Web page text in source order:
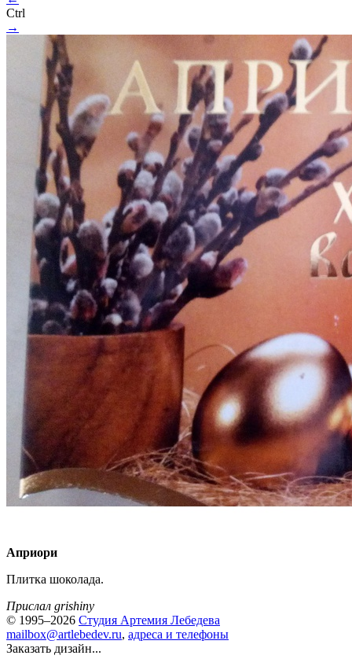
Ctrl
→
Априори
Плитка шоколада.
Прислал grishiny
© 1995–2026 Студия Артемия Лебедева
mailbox@artlebedev.ru, адреса и телефоны
Заказать дизайн...